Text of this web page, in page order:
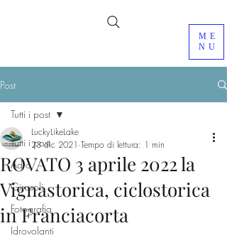
ME
NU
Post
Tutti i post
Adro
Girasoli
Fotografia
Idrovolanti
Tutti i post
ROVATO 3 aprile 2022 la
Vignastorica, ciclostorica
in Franciacorta
LuckyLikeLake
23 dic 2021 Tempo di lettura: 1 min